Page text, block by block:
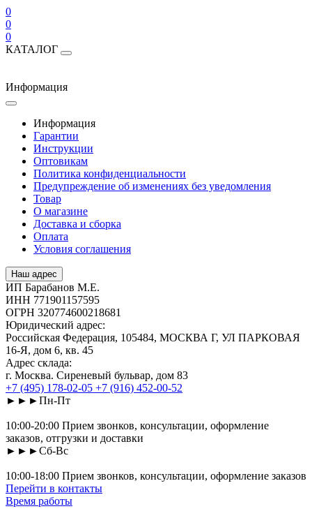
0
0
0
КАТАЛОГ
Информация
Информация
Гарантии
Инструкции
Оптовикам
Политика конфиденциальности
Предупреждение об изменениях без уведомления
Товар
О магазине
Доставка и сборка
Оплата
Условия соглашения
Наш адрес
ИП Барабанов М.Е.
ИНН 771901157595
ОГРН 320774600218681
Юридический адрес:
Российская Федерация, 105484, МОСКВА Г, УЛ ПАРКОВАЯ
16-Я, дом 6, кв. 45
Адрес склада:
г. Москва. Сиреневый бульвар, дом 83
+7 (495) 178-02-05 +7 (916) 452-00-52
►►►Пн-Пт
10:00-20:00 Прием звонков, консультации, оформление
заказов, отгрузки и доставки
►►►Сб-Вс
10:00-18:00 Прием звонков, консультации, оформление заказов
Перейти в контакты
Время работы